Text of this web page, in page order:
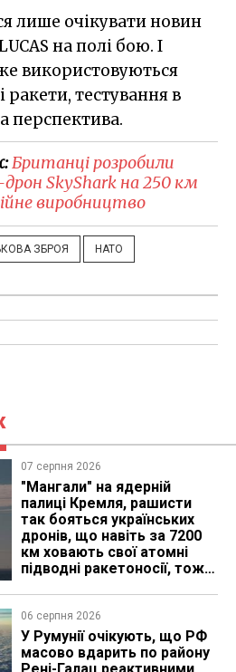
лише очікувати новин
на полі бою. І
використовуються
ракети, тестування в
перспектива.
Британці розробили
SkyShark на 250 км
виробництво
ЗБРОЯ НАТО
07 серпня 2026
"Мангали" на ядерній
палиці Кремля, рашисти
так бояться українських
дронів, що навіть за 7200
км ховають свої атомні
підводні ракетоносії, тож
06 серпня 2026
У Румунії очікують, що РФ
масово вдарить по району
Рені-Галац реактивними